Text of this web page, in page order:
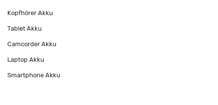
Kopfhörer Akku
Tablet Akku
Camcorder Akku
Laptop Akku
Smartphone Akku